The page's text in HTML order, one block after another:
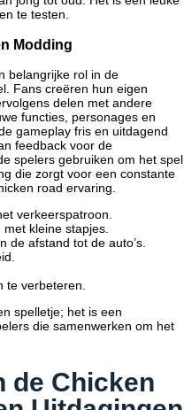
te testen.
Modding
belangrijke rol in de
Fans creëren hun eigen
delen met andere
functies, personages en
gameplay fris en uitdagend
feedback voor de
spelers gebruiken om het spel
die zorgt voor een constante
road ervaring.
verkeerspatroon.
kleine stapjes.
de afstand tot de auto’s.
te verbeteren.
spelletje; het is een
die samenwerken om het
de Chicken